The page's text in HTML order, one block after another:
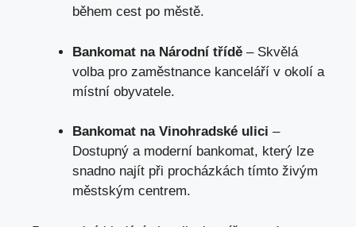
během cest po městě.
Bankomat na Národní třídě – Skvělá
volba pro zaměstnance kanceláří v okolí a
místní obyvatele.
Bankomat na Vinohradské ulici –
Dostupný a moderní bankomat, který lze
snadno najít při procházkách tímto živým
městským centrem.